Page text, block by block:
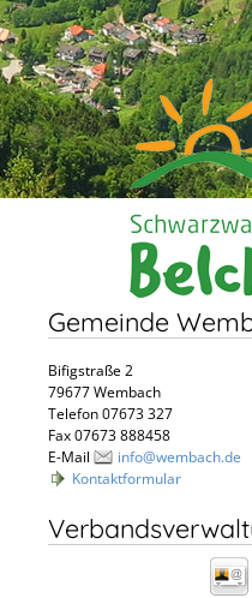
Gemeinde
Bifigstraße 2
79677 Wembach
Telefon 07673 327
Fax 07673 888458
E-Mail
info@wembach.de
Kontaktformular